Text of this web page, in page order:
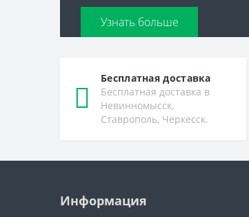
Узнать больше
Бесплатная доставка
Бесплатная доставка в
Невинномысск,
Ставрополь, Черкесск.
Информация